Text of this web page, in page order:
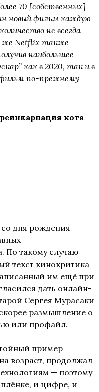
70 [собственных]
новый фильм каждую
не всегда
же Netflix также
наибольшее
как в 2020, так и в
фильм по-прежнему
кота
дня рождения
По такому случаю
текст кинокритика
им ещё при
дать онлайн-
Сергея Мурасаки
размышление о
или профайл.
пример
возраст, продолжал
— поэтому
плёнке, и цифре, и